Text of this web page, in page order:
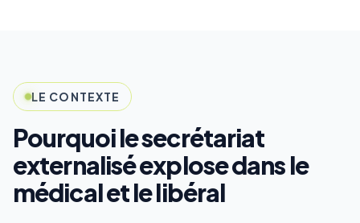
LE CONTEXTE
Pourquoi le secrétariat
externalisé explose dans le
médical et le libéral